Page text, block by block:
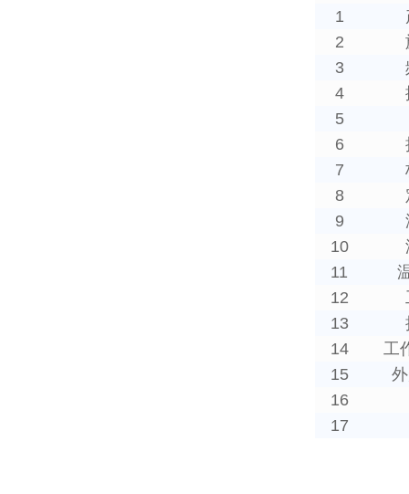
1
2
3
4
5
6
7
8
9
10
11
12
13
14
工
15
16
17